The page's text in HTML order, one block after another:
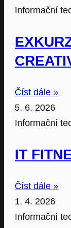
Informační
Číst dále »
5. 6. 2026
Informační
IT
Číst dále »
1. 4. 2026
Informační